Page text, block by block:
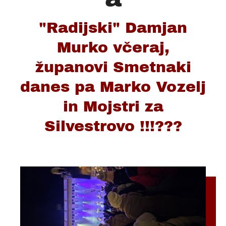
"Radijski" Damjan
Murko včeraj,
županovi Smetnaki
danes pa Marko Vozelj
in Mojstri za
Silvestrovo !!!???